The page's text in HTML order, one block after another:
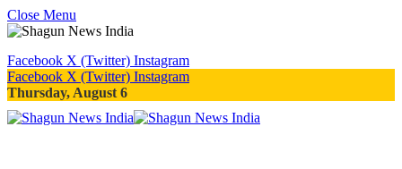
Close Menu
Facebook X (Twitter) Instagram
Facebook X (Twitter) Instagram
Thursday, August 6